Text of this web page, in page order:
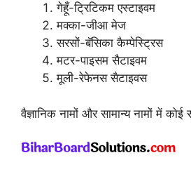
गेहूँ-ट्रिटिकम एस्टाइवम
मक्का-जीआ मेज
सरसों-बॅसिका कैम्पेस्ट्रिस
मटर-पाइसम सैटाइवम
मूली-रेफेनस सैटाइवस
वैज्ञानिक नामों और सामान्य नामों में कोई